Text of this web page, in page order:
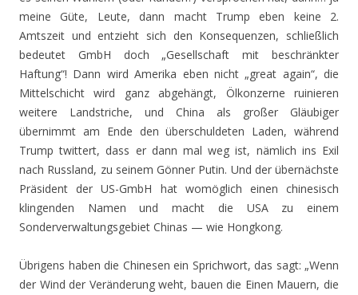
meine Güte, Leute, dann macht Trump eben keine 2.
Amtszeit und entzieht sich den Konsequenzen, schließlich
bedeutet GmbH doch „Gesellschaft mit beschränkter
Haftung“! Dann wird Amerika eben nicht „great again“, die
Mittelschicht wird ganz abgehängt, Ölkonzerne ruinieren
weitere Landstriche, und China als großer Gläubiger
übernimmt am Ende den überschuldeten Laden, während
Trump twittert, dass er dann mal weg ist, nämlich ins Exil
nach Russland, zu seinem Gönner Putin. Und der übernächste
Präsident der US-GmbH hat womöglich einen chinesisch
klingenden Namen und macht die USA zu einem
Sonderverwaltungsgebiet Chinas — wie Hongkong.
Übrigens haben die Chinesen ein Sprichwort, das sagt: „Wenn
der Wind der Veränderung weht, bauen die Einen Mauern, die